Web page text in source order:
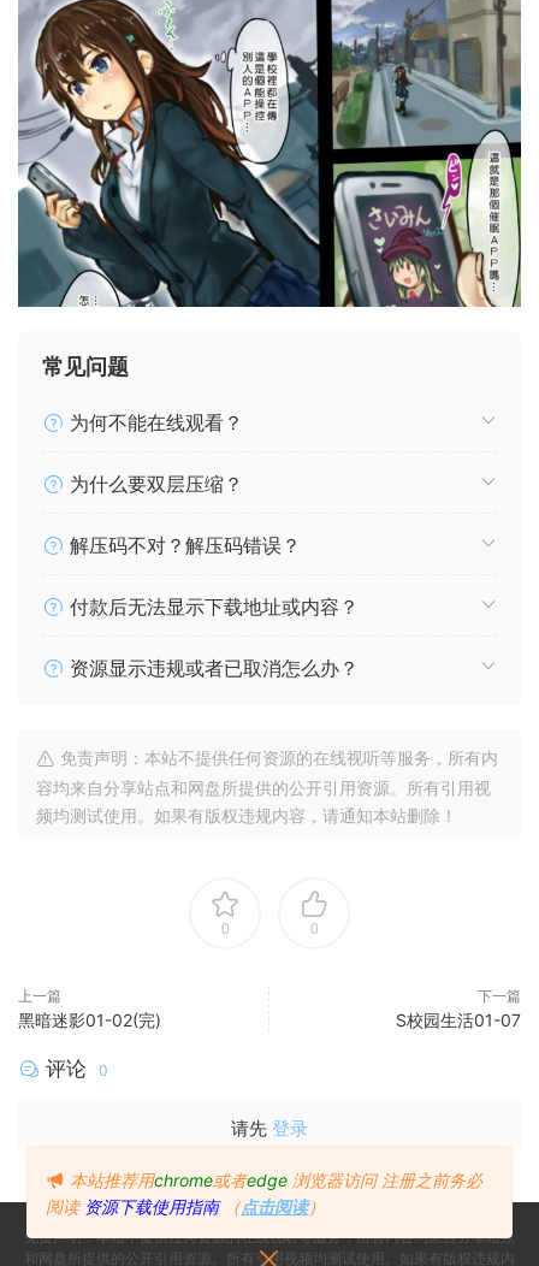
常见问题
为何不能在线观看？
为什么要双层压缩？
解压码不对？解压码错误？
付款后无法显示下载地址或内容？
资源显示违规或者已取消怎么办？
免责声明：本站不提供任何资源的在线视听等服务，所有内
容均来自分享站点和网盘所提供的公开引用资源。所有引用视
频均测试使用。如果有版权违规内容，请通知本站删除！
0 0
上一篇
黑暗迷影01-02(完)
下一篇
S校园生活01-07
评论 0
请先 登录
免责声明：本站不提供任何资源的在线视听等服务，所有内容均来自分享站点
和网盘所提供的公开引用资源。所有引用视频均测试使用。如果有版权违规内
本站推荐用chrome或者edge 浏览器访问 注册之前务必
阅读 资源下载使用指南 （点击阅读）